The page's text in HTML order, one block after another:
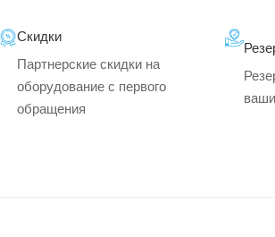
Скидки
Партнерские скидки на
оборудование с первого
обращения